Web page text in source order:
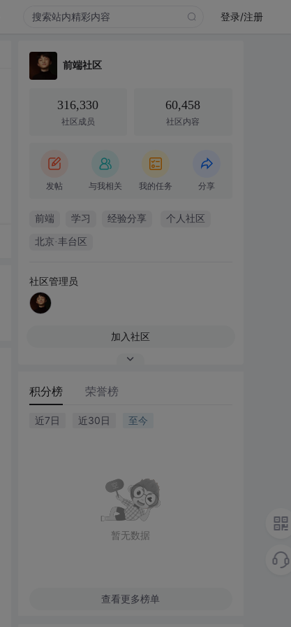
登录/注册
前端社区
316,330
社区成员
60,458
社区内容
发帖 与我相关 我的任务 分享
前端 学习 经验分享 个人社区
北京·丰台区
社区管理员
加入社区
积分榜 荣誉榜
近7日 近30日 至今
暂无数据
查看更多榜单